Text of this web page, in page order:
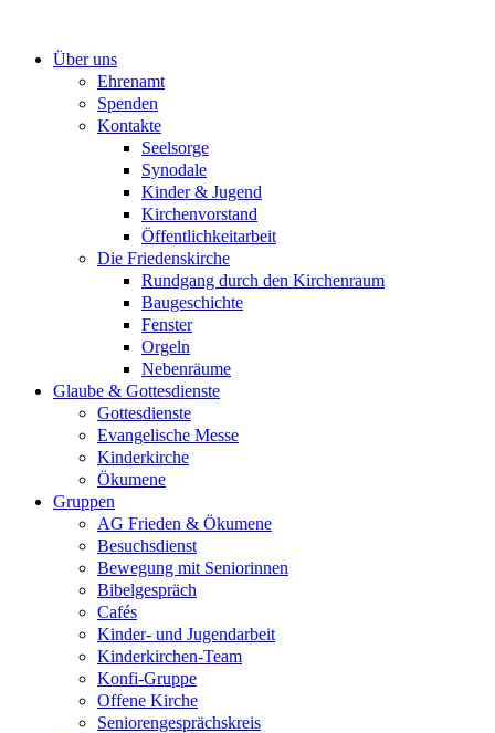
springenÜber uns
Ehrenamt
Spenden
Kontakte
Seelsorge
Synodale
Kinder & Jugend
Kirchenvorstand
Öffentlichkeitarbeit
Die Friedenskirche
Rundgang durch den Kirchenraum
Baugeschichte
Fenster
Orgeln
Nebenräume
Glaube & Gottesdienste
Gottesdienste
Evangelische Messe
Kinderkirche
Ökumene
Gruppen
AG Frieden & Ökumene
Besuchsdienst
Bewegung mit Seniorinnen
Bibelgespräch
Cafés
Kinder- und Jugendarbeit
Kinderkirchen-Team
Konfi-Gruppe
Offene Kirche
Seniorengesprächskreis